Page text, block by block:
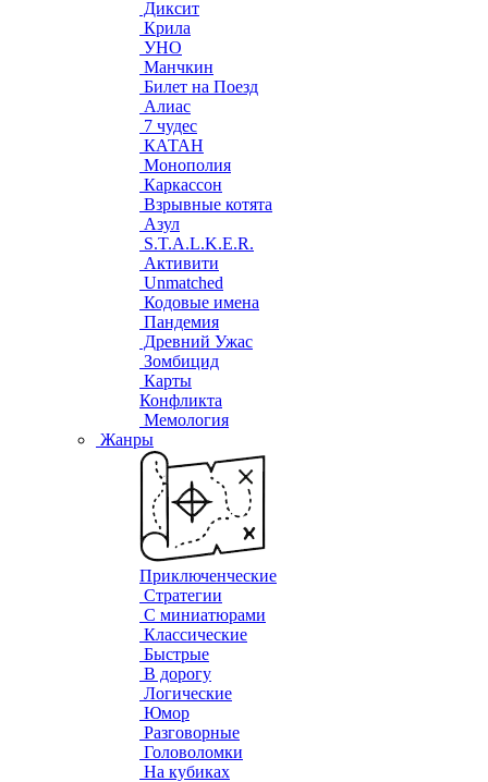
Диксит
Крила
УНО
Манчкин
Билет на Поезд
Алиас
7 чудес
КАТАН
Монополия
Каркассон
Взрывные котята
Азул
S.T.A.L.K.E.R.
Активити
Unmatched
Кодовые имена
Пандемия
Древний Ужас
Зомбицид
Карты
Конфликта
Мемология
Жанры
Приключенческие
Стратегии
С миниатюрами
Классические
Быстрые
В дорогу
Логические
Юмор
Разговорные
Головоломки
На кубиках